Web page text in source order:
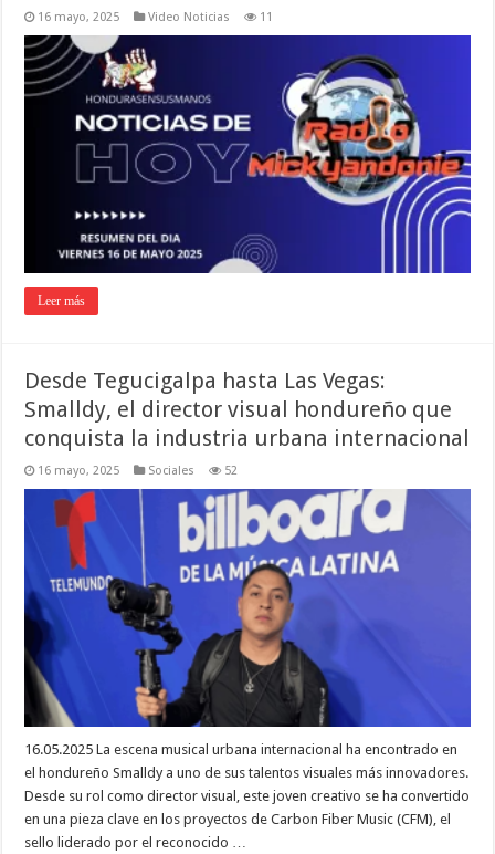
16 mayo, 2025 Video Noticias 11
Leer más
Desde Tegucigalpa hasta Las Vegas:
Smalldy, el director visual hondureño que
conquista la industria urbana internacional
16 mayo, 2025 Sociales 52
16.05.2025 La escena musical urbana internacional ha encontrado en
el hondureño Smalldy a uno de sus talentos visuales más innovadores.
Desde su rol como director visual, este joven creativo se ha convertido
en una pieza clave en los proyectos de Carbon Fiber Music (CFM), el
sello liderado por el reconocido …